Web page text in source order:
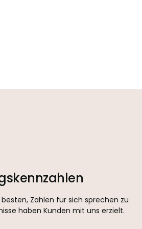
Zahlen für sich sprechen zu
haben Kunden mit uns erzielt.